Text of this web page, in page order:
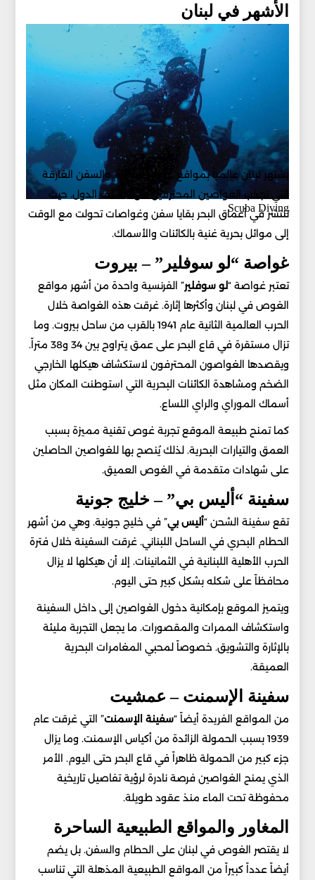
الأشهر في لبنان
Scuba Diving
يشتهر لبنان عالمياً بمواقع غوص الحطام والسفن الغارقة
التي تجذب الغواصين المحترفين من مختلف الدول. حيث
تنتشر في أعماق البحر بقايا سفن وغواصات تحولت مع الوقت
إلى موائل بحرية غنية بالكائنات والأسماك.
غواصة “لو سوفلير” – بيروت
تعتبر غواصة “لو سوفلير” الفرنسية واحدة من أشهر مواقع
الغوص في لبنان وأكثرها إثارة. غرقت هذه الغواصة خلال
الحرب العالمية الثانية عام 1941 بالقرب من ساحل بيروت. وما
تزال مستقرة في قاع البحر على عمق يتراوح بين 34 و38 متراً.
ويقصدها الغواصون المحترفون لاستكشاف هيكلها الخارجي
الضخم ومشاهدة الكائنات البحرية التي استوطنت المكان مثل
أسماك الموراي والراي اللساع.
كما تمنح طبيعة الموقع تجربة غوص تقنية مميزة بسبب
العمق والتيارات البحرية. لذلك يُنصح بها للغواصين الحاصلين
على شهادات متقدمة في الغوص العميق.
سفينة “أليس بي” – خليج جونية
تقع سفينة الشحن “أليس بي” في خليج جونية. وهي من أشهر
الحطام البحري في الساحل اللبناني. غرقت السفينة خلال فترة
الحرب الأهلية اللبنانية في الثمانينات. إلا أن هيكلها لا يزال
محافظاً على شكله بشكل كبير حتى اليوم.
ويتميز الموقع بإمكانية دخول الغواصين إلى داخل السفينة
واستكشاف الممرات والمقصورات. ما يجعل التجربة مليئة
بالإثارة والتشويق. خصوصاً لمحبي المغامرات البحرية
العميقة.
سفينة الإسمنت – عمشيت
من المواقع الفريدة أيضاً “سفينة الإسمنت” التي غرقت عام
1939 بسبب الحمولة الزائدة من أكياس الإسمنت. وما يزال
جزء كبير من الحمولة ظاهراً في قاع البحر حتى اليوم. الأمر
الذي يمنح الغواصين فرصة نادرة لرؤية تفاصيل تاريخية
محفوظة تحت الماء منذ عقود طويلة.
المغاور والمواقع الطبيعية الساحرة
لا يقتصر الغوص في لبنان على الحطام والسفن. بل يضم
أيضاً عدداً كبيراً من المواقع الطبيعية المذهلة التي تناسب